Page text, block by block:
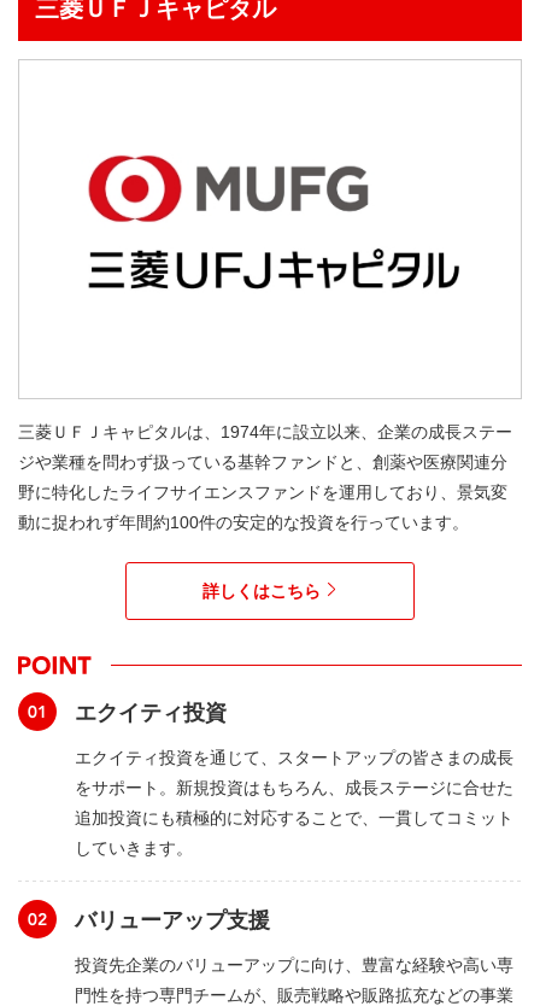
三菱ＵＦＪ キャピタル
三菱ＵＦＪキャピタルは、1974年に設立以来、企業の成長ステー
ジや業種を問わず扱っている基幹ファンドと、創薬や医療関連分
野に特化したライフサイエンスファンドを運用しており、景気変
動に捉われず年間約100件の安定的な投資を行っています。
詳しくはこちら
エクイティ投資
エクイティ投資を通じて、スタートアップの皆さまの成長
をサポート。新規投資はもちろん、成長ステージに合せた
追加投資にも積極的に対応することで、一貫してコミット
していきます。
バリューアップ支援
投資先企業のバリューアップに向け、豊富な経験や高い専
門性を持つ専門チームが、販売戦略や販路拡充などの事業